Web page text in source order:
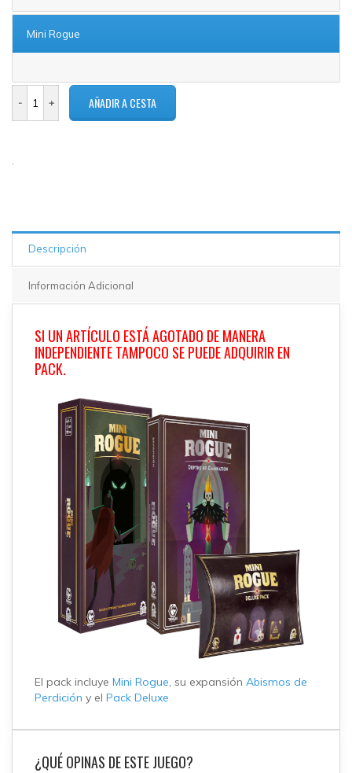
Mini Rogue
Descripción
Información Adicional
SI UN ARTÍCULO ESTÁ AGOTADO DE MANERA
INDEPENDIENTE TAMPOCO SE PUEDE ADQUIRIR EN
PACK.
El pack incluye Mini Rogue , su expansión Abismos de
Perdición y el Pack Deluxe
¿QUÉ OPINAS DE ESTE JUEGO?